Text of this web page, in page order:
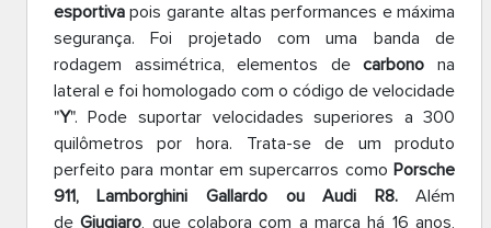
esportivapois garante altas performances e máxima
segurança. Foi projetado com uma banda de
rodagem assimétrica, elementos decarbono na
lateral e foi homologado com o código de velocidade
"Y". Pode suportar velocidades superiores a 300
quilômetros por hora. Trata-se de um produto
perfeito para montar em supercarros comoPorsche
911, Lamborghini Gallardo ou Audi R8.Além
deGiugiaro, que colabora com a marca há 16 anos,